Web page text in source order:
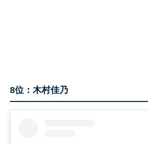
8位：木村佳乃